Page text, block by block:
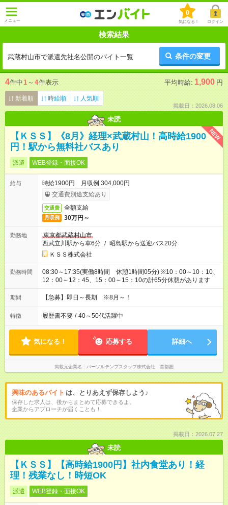
メニュー
0
気になる！ ログイン
検索結果
武蔵村山市で派遣先社名公開のバイト一覧 条件の変更
4件中1 ～ 4件表示 平均時給: 1,900 円
新着順 時給順 人気順
掲載日：2026.08.06
未読
NEW
【ＫＳＳ】《8月》経理×武蔵村山！高時給1900
円！駅から無料社バスあり
派遣 WEB登録・面接OK
給与
時給1900円 月収例 304,000円
交通費別途支給あり
交通費 全額支給
月収例 30万円～
勤務地
東京都武蔵村山市
西武立川駅から車6分 / 昭島駅から送迎バス20分
ＫＳＳ株式会社
勤務時間
08:30～17:35(実働8時間 休憩1時間05分) ※10：00～10：10、
12：00～12：45、15：00～15：10の計65分休憩があります
期間 【急募】即日～長期 ※8月～！
特徴 履歴書不要 / 40～50代活躍中
気になる！ 応募する 詳細へ
掲載元企業名 パーソルテンプスタッフ株式会社 首都圏
興味のあるバイト は、とりあえず保存しよう♪
保存した求人は、後からまとめて応募できるよ。
企業からアプローチが届くことも！
掲載日：2026.07.27
未読
【ＫＳＳ】【高時給1900円】社内食堂あり！経
理！残業なし！時短OK
派遣 WEB登録・面接OK